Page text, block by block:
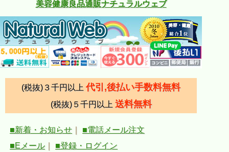
美容健康良品通販ナチュラルウェブ
(税抜)３千円以上 代引,後払い手数料無料
(税抜)５千円以上 送料無料
■新着・お知らせ
■電話メール注文
■Eメール
■登録・ログイン